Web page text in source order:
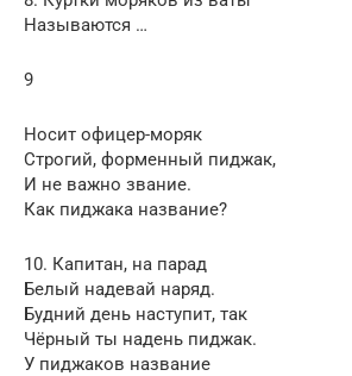
Называются …
9
Носит офицер-моряк
Строгий, форменный пиджак,
И не важно звание.
Как пиджака название?
10. Капитан, на парад
Белый надевай наряд.
Будний день наступит, так
Чёрный ты надень пиджак.
У пиджаков название